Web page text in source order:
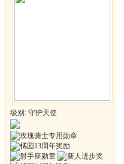
级别: 守护天使